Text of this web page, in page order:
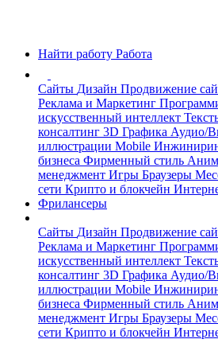
Найти работу Работа
Сайты Дизайн Продвижение
Реклама и Маркетинг
искусственный интеллект
консалтинг 3D Графика Аудио/
иллюстрации Mobile
бизнеса Фирменный стиль
менеджмент Игры Браузеры
сети Крипто и блокчейн
Фрилансеры
Сайты Дизайн Продвижение
Реклама и Маркетинг
искусственный интеллект
консалтинг 3D Графика Аудио/
иллюстрации Mobile
бизнеса Фирменный стиль
менеджмент Игры Браузеры
сети Крипто и блокчейн